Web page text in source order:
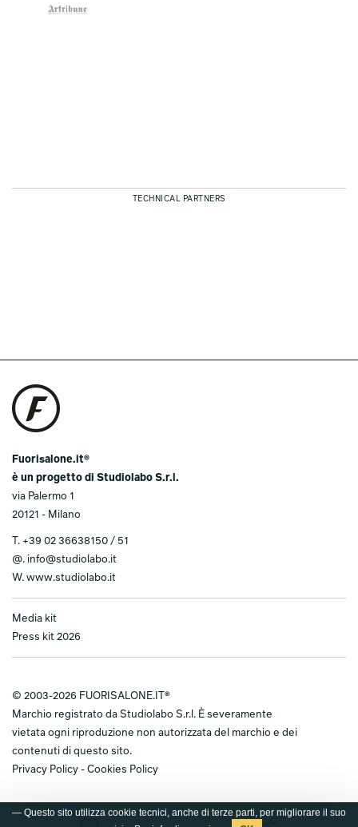
— Questo sito utilizza cookie tecnici, anche di terze parti, per migliorare il suo
TECHNICAL PARTNERS
Fuorisalone.it®
è un progetto di Studiolabo S.r.l.
via Palermo 1
20121 - Milano
T. +39 02 36638150 / 51
@. info@studiolabo.it
W. www.studiolabo.it
Media kit
Press kit 2026
© 2003-2026 FUORISALONE.IT®
Marchio registrato da Studiolabo S.r.l. È severamente
vietata ogni riproduzione non autorizzata del marchio e dei
contenuti di questo sito.
Privacy Policy - Cookies Policy